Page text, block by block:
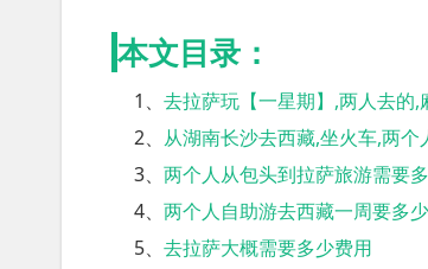
本文目录：
1、去拉萨玩【一星期】,两人去的
2、 从湖南长沙去西藏,坐火车,两
3、两个人从包头到拉萨旅游需要
4、两个人自助游去西藏一周要多
5、去拉萨大概需要多少费用